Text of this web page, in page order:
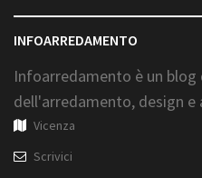
INFOARREDAMENTO
Infoarredamento è un
dell'arredamento, design
Vicenza
Scrivici